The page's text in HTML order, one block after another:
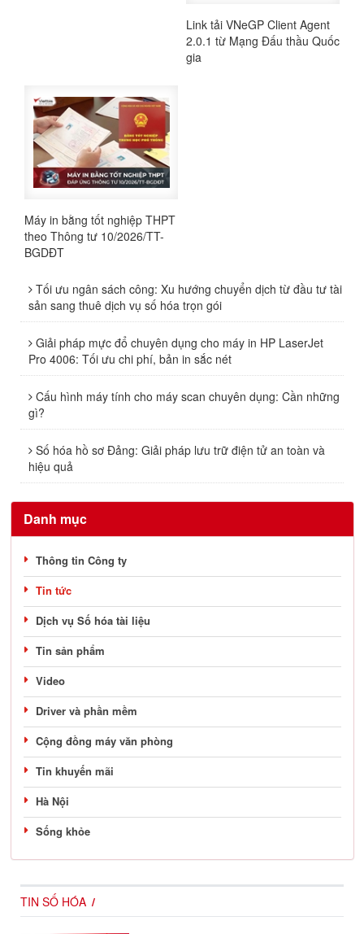
Link tải VNeGP Client Agent
2.0.1 từ Mạng Đấu thầu Quốc
gia
Máy in bằng tốt nghiệp THPT
theo Thông tư 10/2026/TT-
BGDĐT
Tối ưu ngân sách công: Xu hướng chuyển dịch từ đầu tư tài
sản sang thuê dịch vụ số hóa trọn gói
Giải pháp mực đổ chuyên dụng cho máy in HP LaserJet
Pro 4006: Tối ưu chi phí, bản in sắc nét
Cấu hình máy tính cho máy scan chuyên dụng: Cần những
gì?
Số hóa hồ sơ Đảng: Giải pháp lưu trữ điện tử an toàn và
hiệu quả
Danh mục
Thông tin Công ty
Tin tức
Dịch vụ Số hóa tài liệu
Tin sản phẩm
Video
Driver và phần mềm
Cộng đồng máy văn phòng
Tin khuyến mãi
Hà Nội
Sống khỏe
TIN SỐ HÓA